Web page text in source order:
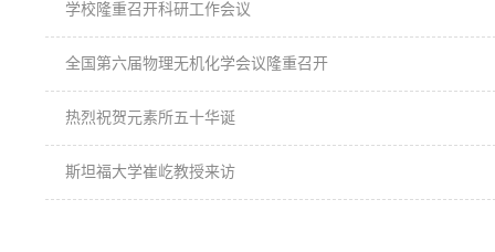
学校隆重召开科研工作会议
全国第六届物理无机化学会议隆重召开
热烈祝贺元素所五十华诞
斯坦福大学崔屹教授来访